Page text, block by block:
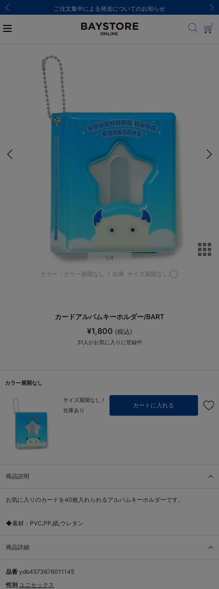
8,000円(税込)以上のご購入で送料無料
1 /4
カラー：カラー展開なし / 在庫 サイズ展開なし:◯
カードアルバムキーホルダー/BART
¥1,800 (税込)
31 人がお気に入りに登録中
カラー展開なし
サイズ展開なし /
在庫あり
カートに入れる
商品説明
お気に入りのカードを40枚入れられるアルバムキーホルダーです。
◆素材：PVC,PP,紙,ウレタン
商品詳細
品番 ydb4573676011145
性別 ユニセックス